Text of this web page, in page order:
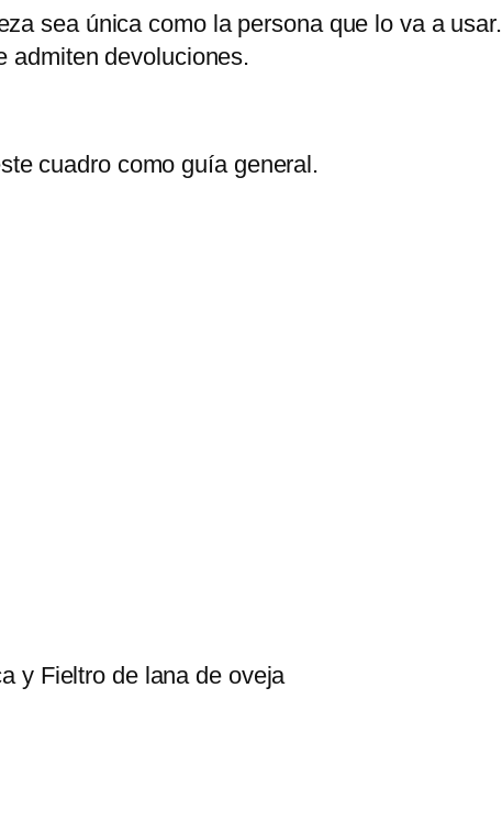
t
h
a
d
sea única como la persona que lo va a usar.
admiten devoluciones.
cuadro como guía general.
y Fieltro de lana de oveja